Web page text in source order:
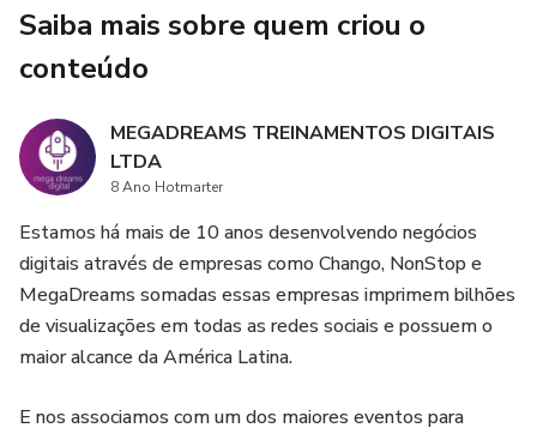
Saiba mais sobre quem criou o
conteúdo
MEGADREAMS TREINAMENTOS DIGITAIS
LTDA
8 Ano Hotmarter
Estamos há mais de 10 anos desenvolvendo negócios
digitais através de empresas como Chango, NonStop e
MegaDreams somadas essas empresas imprimem bilhões
de visualizações em todas as redes sociais e possuem o
maior alcance da América Latina.
E nos associamos com um dos maiores eventos para